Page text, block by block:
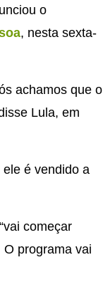
o
, nesta sexta-
achamos que o
Lula, em
é vendido a
começar
programa vai